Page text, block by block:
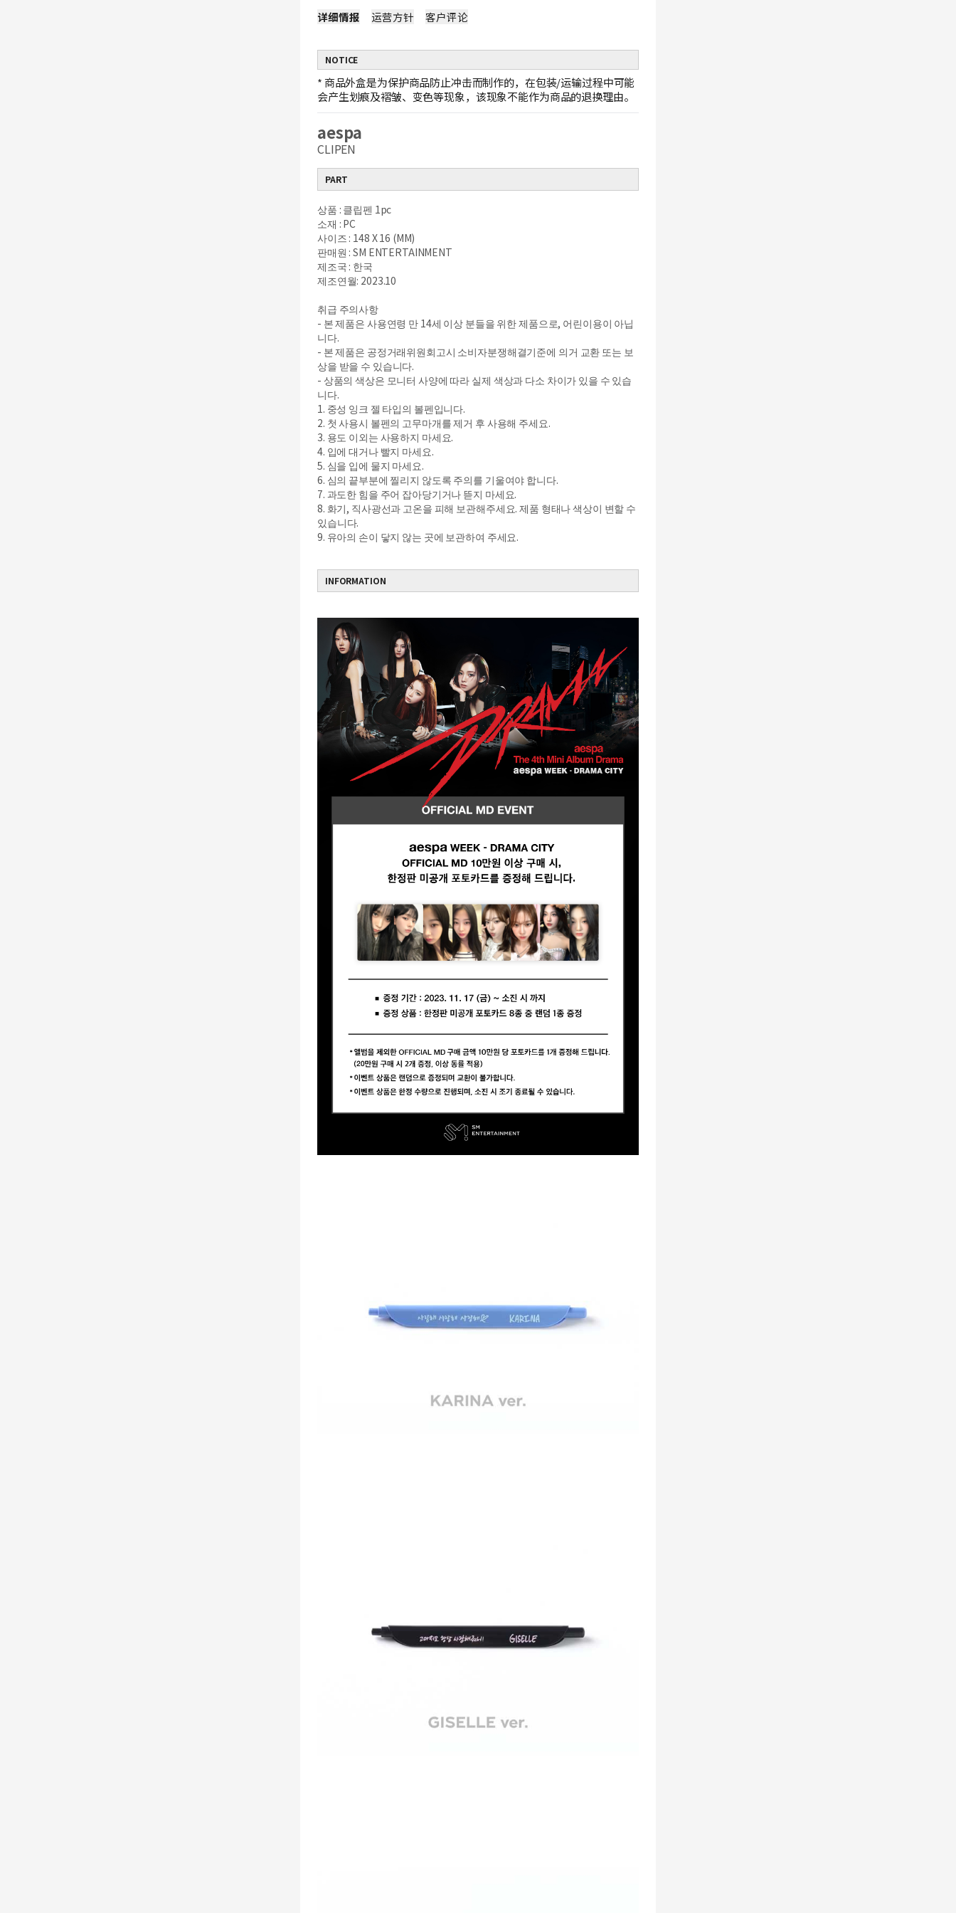
详细情报 运营方针 客户评论
NOTICE
* 商品外盒是为保护商品防止冲击而制作的，在包装/运输过程中可能
会产生划痕及褶皱、变色等现象，该现象不能作为商品的退换理由。
aespa
CLIPEN
PART
상품 : 클립펜 1pc
소재 : PC
사이즈 : 148 X 16 (MM)
판매원 : SM ENTERTAINMENT
제조국 : 한국
제조연월: 2023.10
취급 주의사항
- 본 제품은 사용연령 만 14세 이상 분들을 위한 제품으로, 어린이용이 아닙
니다.
- 본 제품은 공정거래위원회고시 소비자분쟁해결기준에 의거 교환 또는 보
상을 받을 수 있습니다.
- 상품의 색상은 모니터 사양에 따라 실제 색상과 다소 차이가 있을 수 있습
니다.
1. 중성 잉크 젤 타입의 볼펜입니다.
2. 첫 사용시 볼펜의 고무마개를 제거 후 사용해 주세요.
3. 용도 이외는 사용하지 마세요.
4. 입에 대거나 빨지 마세요.
5. 심을 입에 물지 마세요.
6. 심의 끝부분에 찔리지 않도록 주의를 기울여야 합니다.
7. 과도한 힘을 주어 잡아당기거나 뜯지 마세요.
8. 화기, 직사광선과 고온을 피해 보관해주세요. 제품 형태나 색상이 변할 수
있습니다.
9. 유아의 손이 닿지 않는 곳에 보관하여 주세요.
INFORMATION